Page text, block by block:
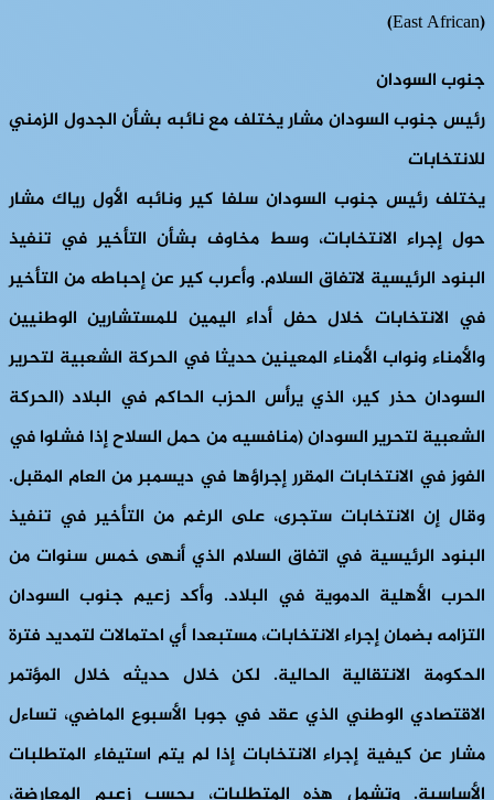
(East African)
جنوب السودان
رئيس جنوب السودان مشار يختلف مع نائبه بشأن الجدول الزمني
للانتخابات
يختلف رئيس جنوب السودان سلفا كير ونائبه الأول رياك مشار
حول إجراء الانتخابات، وسط مخاوف بشأن التأخير في تنفيذ
البنود الرئيسية لاتفاق السلام. وأعرب كير عن إحباطه من التأخير
في الانتخابات خلال حفل أداء اليمين للمستشارين الوطنيين
والأمناء ونواب الأمناء المعينين حديثا في الحركة الشعبية لتحرير
السودان حذر كير، الذي يرأس الحزب الحاكم في البلاد (الحركة
الشعبية لتحرير السودان (منافسيه من حمل السلاح إذا فشلوا في
الفوز في الانتخابات المقرر إجراؤها في ديسمبر من العام المقبل.
وقال إن الانتخابات ستجرى، على الرغم من التأخير في تنفيذ
البنود الرئيسية في اتفاق السلام الذي أنهى خمس سنوات من
الحرب الأهلية الدموية في البلاد. وأكد زعيم جنوب السودان
التزامه بضمان إجراء الانتخابات، مستبعدا أي احتمالات لتمديد فترة
الحكومة الانتقالية الحالية. لكن خلال حديثه خلال المؤتمر
الاقتصادي الوطني الذي عقد في جوبا الأسبوع الماضي، تساءل
مشار عن كيفية إجراء الانتخابات إذا لم يتم استيفاء المتطلبات